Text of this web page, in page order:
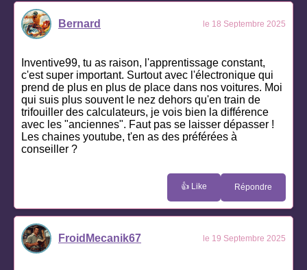
Bernard le 18 Septembre 2025
Inventive99, tu as raison, l'apprentissage constant,
c'est super important. Surtout avec l'électronique qui
prend de plus en plus de place dans nos voitures. Moi
qui suis plus souvent le nez dehors qu'en train de
trifouiller des calculateurs, je vois bien la différence
avec les "anciennes". Faut pas se laisser dépasser !
Les chaines youtube, t'en as des préférées à
conseiller ?
👍 Like Répondre
FroidMecanik67 le 19 Septembre 2025